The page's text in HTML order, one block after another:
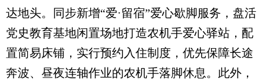
达地头。同步新增“爱·留宿”爱心歇脚服务，盘活
党史教育基地闲置场地打造农机手爱心驿站，配
置简易床铺，实行预约入住制度，优先保障长途
奔波、昼夜连轴作业的农机手落脚休息。此外，